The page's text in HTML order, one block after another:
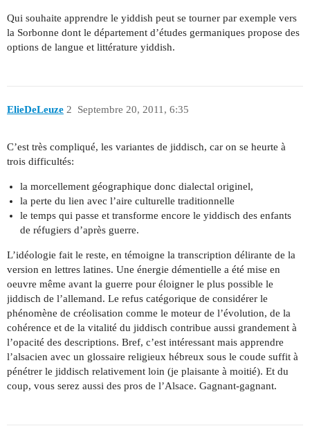
Qui souhaite apprendre le yiddish peut se tourner par exemple vers
la Sorbonne dont le département d’études germaniques propose des
options de langue et littérature yiddish.
ElieDeLeuze Septembre 20, 2011, 6:35
2
C’est très compliqué, les variantes de jiddisch, car on se heurte à
trois difficultés:
la morcellement géographique donc dialectal originel,
la perte du lien avec l’aire culturelle traditionnelle
le temps qui passe et transforme encore le yiddisch des enfants
de réfugiers d’après guerre.
L’idéologie fait le reste, en témoigne la transcription délirante de la
version en lettres latines. Une énergie démentielle a été mise en
oeuvre même avant la guerre pour éloigner le plus possible le
jiddisch de l’allemand. Le refus catégorique de considérer le
phénomène de créolisation comme le moteur de l’évolution, de la
cohérence et de la vitalité du jiddisch contribue aussi grandement à
l’opacité des descriptions. Bref, c’est intéressant mais apprendre
l’alsacien avec un glossaire religieux hébreux sous le coude suffit à
pénétrer le jiddisch relativement loin (je plaisante à moitié). Et du
coup, vous serez aussi des pros de l’Alsace. Gagnant-gagnant.